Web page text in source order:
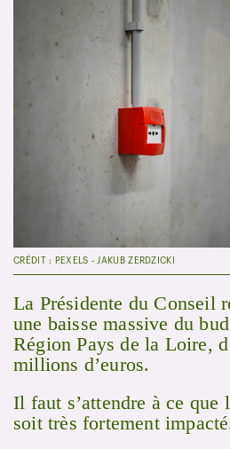
CRÉDIT : PEXELS - JAKUB ZERDZICKI
La Présidente du Conseil
une baisse massive du
Région Pays de la Loire,
millions d’euros.
Il faut s’attendre à ce que
soit très fortement